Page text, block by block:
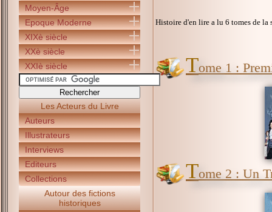
Moyen-Âge
Epoque Moderne
XIXè siècle
XXè siècle
XXIè siècle
Les Acteurs du Livre
Auteurs
Illustrateurs
Interviews
Editeurs
Collections
Autour des fictions
historiques
Histoire d'en lire a lu 6 tomes de la
Tome 1 :
Tome 2 : Un